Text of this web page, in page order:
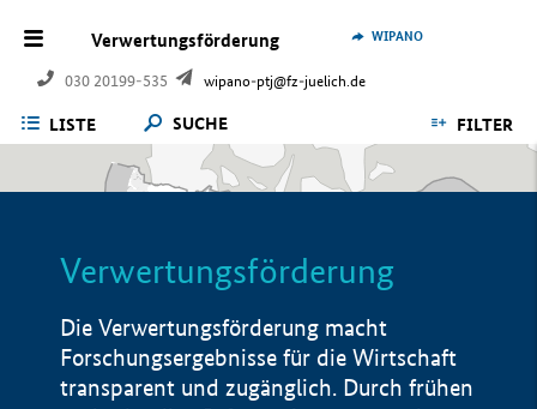
Verwertungsförderung
030 20199-535 wipano-ptj@fz-juelich.de
WIPANO
LISTE SUCHE FILTER
Verwertungsförderung
Die Verwertungsförderung macht
Forschungsergebnisse für die Wirtschaft
transparent und zugänglich. Durch frühen